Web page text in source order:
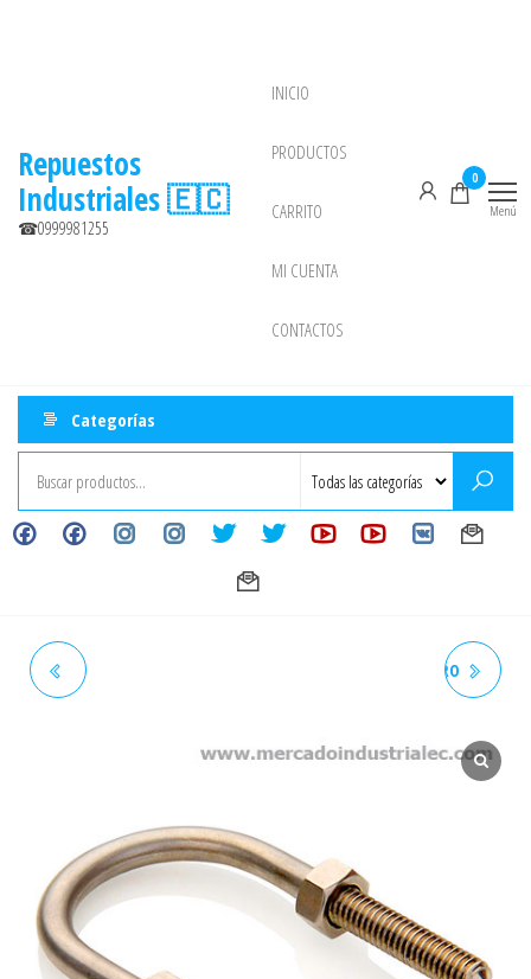
Repuestos
Industriales 🇪🇨
☎0999981255
INICIO
PRODUCTOS
CARRITO
MI CUENTA
CONTACTOS
0
Menú
Categorías
1/4" X 2" - SS-UBOLT ACERO